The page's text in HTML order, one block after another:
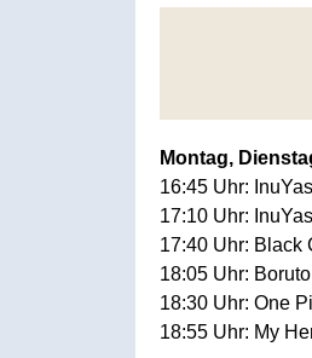
Montag,
16:45 Uhr:
17:10 Uhr:
17:40 Uhr: Black
18:05 Uhr: Boruto
18:30 Uhr: One
18:55 Uhr: My